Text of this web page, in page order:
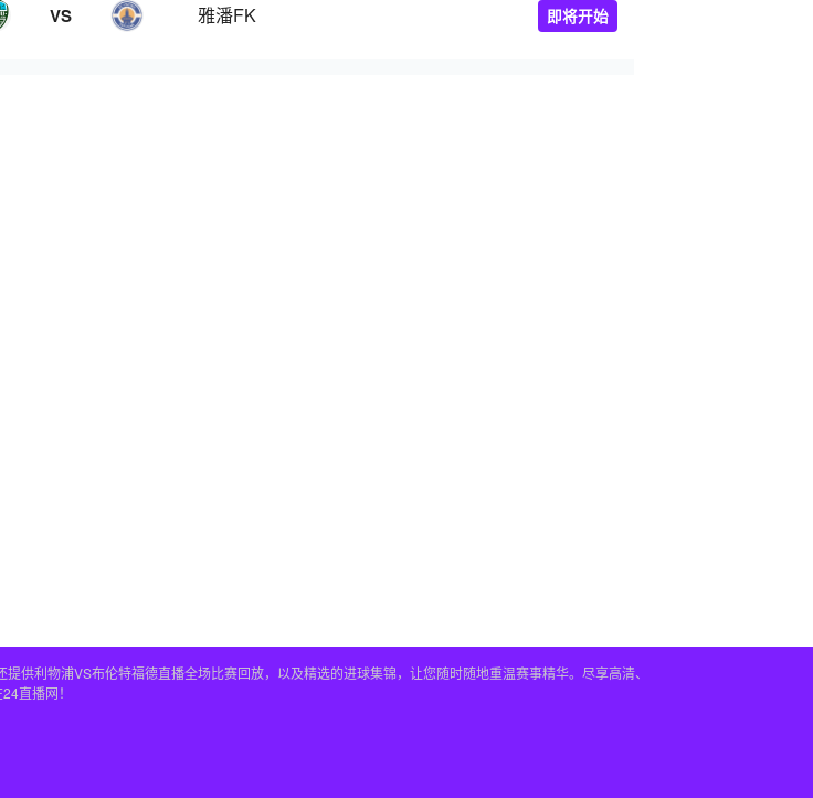
VS 雅潘FK 即将开始
利物浦VS布伦特福德直播全场比赛回放，以及精选的进球集锦，让您随时随地重温赛事精华。尽享高清、
直播网！